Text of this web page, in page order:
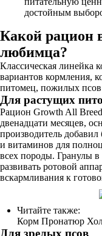
достойным
Какой рацион
любимца?
Классическая линейка
вариантов кормления,
питомец, пожилых
Для растущих
Рацион Growth All
двенадцати месяцев,
производитель
и витаминов для
всех породы. Гранулы
развивать ротовой
вскармливания к
Читайте также:
Корм Пронатюр
Для зрелых псов